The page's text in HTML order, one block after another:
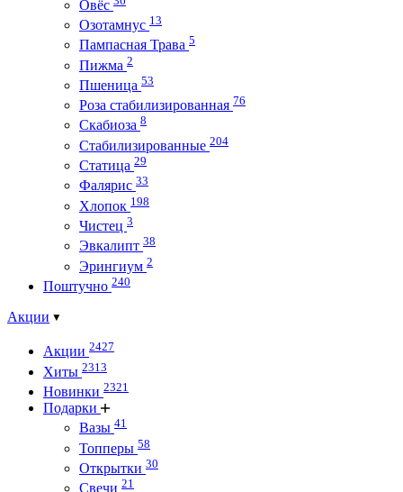
Овёс
Озотамнус 13
Пампасная Трава 5
Пижма 2
Пшеница 53
Роза стабилизированная 76
Скабиоза 8
Стабилизированные 204
Статица 29
Фалярис 33
Хлопок 198
Чистец 3
Эвкалипт 38
Эрингиум 2
Поштучно 240
Акции
Акции 2427
Хиты 2313
Новинки 2321
Подарки
Вазы 41
Топперы 58
Открытки 30
Свечи 21